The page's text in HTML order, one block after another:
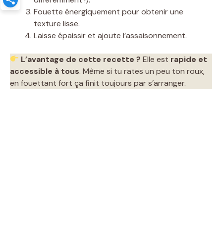
o
Fouette énergiquement pour obtenir une
texture lisse.
Laisse épaissir et ajoute l’assaisonnement.
L’avantage de cette recette ? Elle est rapide et
accessible à tous. Même si tu rates un peu ton roux,
en fouettant fort ça finit toujours par s’arranger.